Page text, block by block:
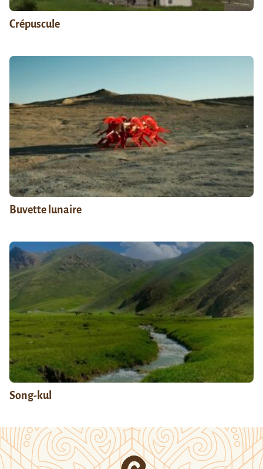
Crépuscule
Buvette lunaire
Song-kul